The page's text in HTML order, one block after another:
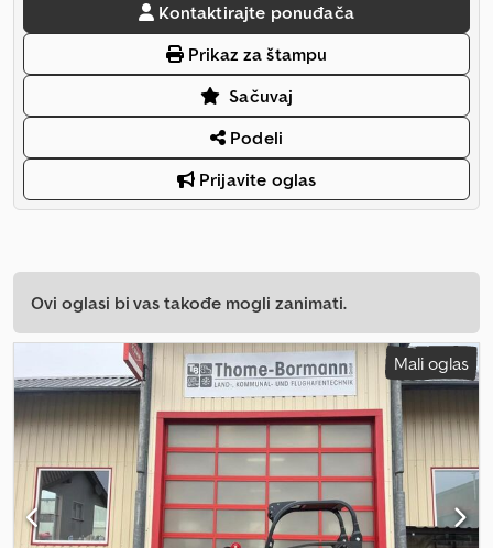
Kontaktirajte ponuđača
Prikaz za štampu
Sačuvaj
Podeli
Prijavite oglas
Ovi oglasi bi vas takođe mogli zanimati.
Mali oglas